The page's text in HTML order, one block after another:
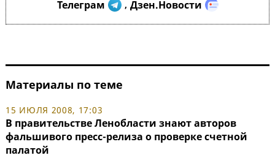
Телеграм , Дзен.Новости
Материалы по теме
15 ИЮЛЯ 2008, 17:03
В правительстве Ленобласти знают авторов
фальшивого пресс-релиза о проверке счетной
палатой